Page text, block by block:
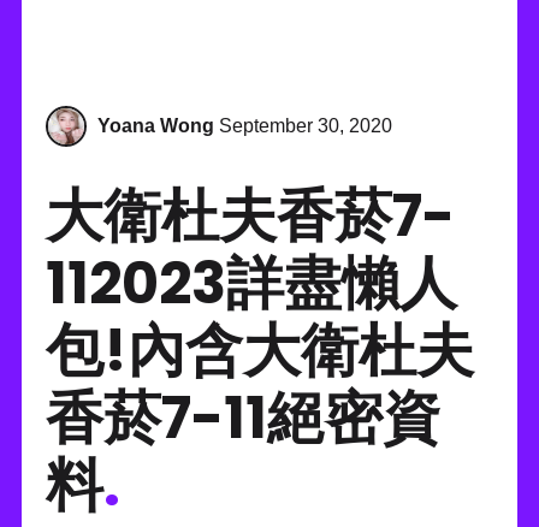
Yoana Wong September 30, 2020
大衛杜夫香菸7-
112023詳盡懶人
包!內含大衛杜夫
香菸7-11絕密資
料.